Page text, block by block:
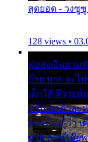
สุดยอด - วงซู
128 views •
พ่อส่งเงินสาม
บ๊าย บาย จะไ
เด็กใต้ ลีวายส์
หวั่น ตกตัวละ
และต้องรู้ว่า เ
ยวน กวนโอ๊ยพ